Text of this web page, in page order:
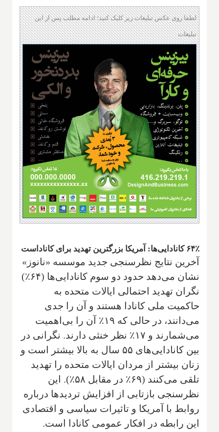
لطفا روی عکس تبلیغات زیر کلیک کنید؛ ادامه مطلب پس از این
تبلیغات
۶۴٪ کانادایی‌ها: آمریکا بزرگترین تهدید برای کاناداست
آخرین نتایج نظرسنجی جدید موسسه «نانوز»
نشان می‌دهد حدود دو سوم کانادایی‌ها (۶۴٪)
نگران تهدید احتمالی ایالات متحده به
حاکمیت ملی کانادا هستند و آن را جدی
می‌دانند، در حالی که ۱۹٪ آن را بی‌اهمیت
می‌شمارند و ۱۷٪ نظر خنثی دارند. نگرانی در
بین کانادایی‌های ۵۵ سال به بالا بیشتر است و
زنان بیشتر از مردان ایالات متحده را تهدید
تلقی می‌کنند (۶۹٪ در مقابل ۵۸٪). این
نظرسنجی بازتابی از افزایش تردیدها درباره
روابط با آمریکا و تاثیرات سیاسی و اقتصادی
این رابطه در افکار عمومی کانادا است.